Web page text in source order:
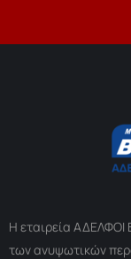
Η εταιρεία
των ανυψωτικών